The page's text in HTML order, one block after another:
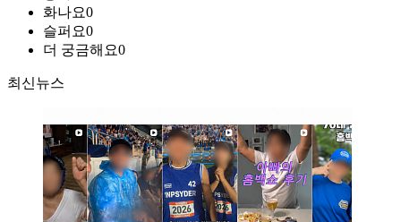
화나요0
슬퍼요0
더 궁금해요0
최신뉴스